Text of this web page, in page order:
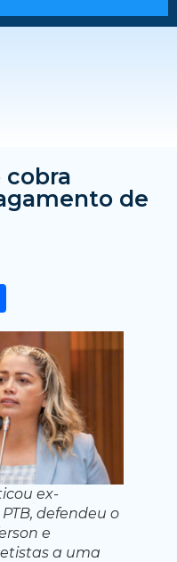
cobra
de
ex-
defendeu o
e
a uma